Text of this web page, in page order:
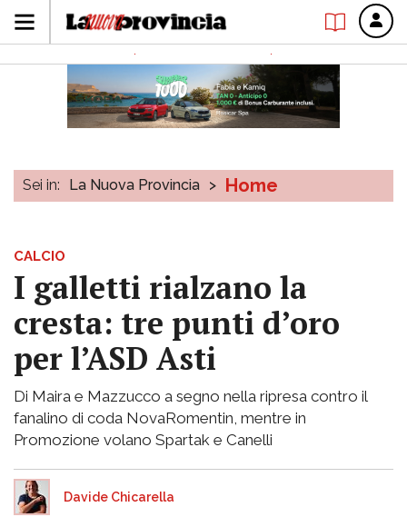
Sei in: La Nuova Provincia > Home
CALCIO
I galletti rialzano la
cresta: tre punti d’oro
per l’ASD Asti
Di Maira e Mazzucco a segno nella ripresa contro il
fanalino di coda NovaRomentin, mentre in
Promozione volano Spartak e Canelli
Davide Chicarella